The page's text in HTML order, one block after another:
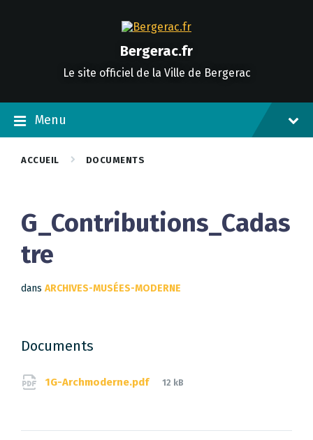
Bergerac.fr
Le site officiel de la Ville de Bergerac
Menu
ACCUEIL DOCUMENTS
G_Contributions_Cadas
tre
dans ARCHIVES-MUSÉES-MODERNE
Documents
1G-Archmoderne.pdf
File
12 kB